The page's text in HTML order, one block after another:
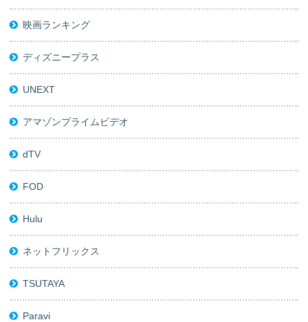
映画ランキング
ディズニープラス
UNEXT
アマゾンプライムビデオ
dTV
FOD
Hulu
ネットフリックス
TSUTAYA
Paravi